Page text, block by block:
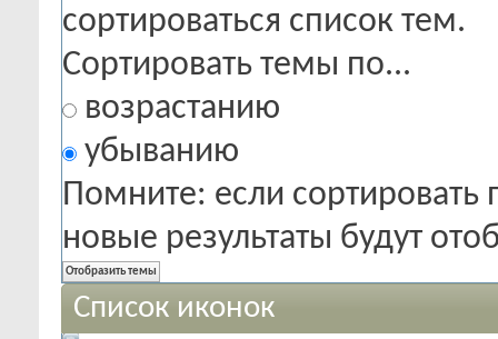
сортироваться список тем.
Сортировать темы по...
возрастанию
убыванию
Помните: если
новые результаты будут
Список иконок